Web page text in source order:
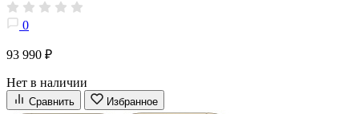
0
93 990 ₽
Нет в наличии
Сравнить Избранное